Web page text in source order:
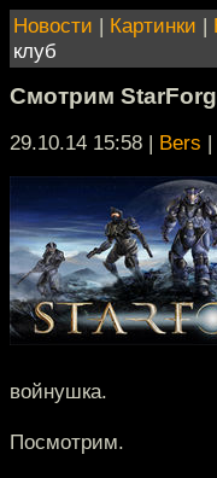
Новости | Картинки |
клуб
Смотрим
29.10.14 15:58 | Bers |
войнушка.
Посмотрим.